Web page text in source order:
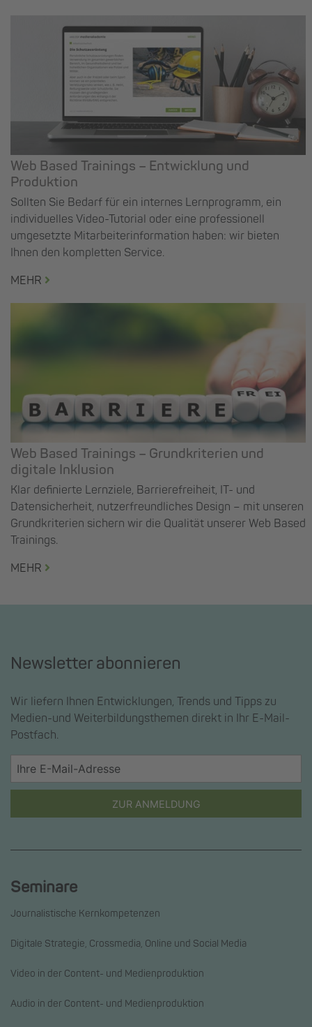
Web Based Trainings – Entwicklung und
Produktion
Sollten Sie Bedarf für ein internes Lernprogramm, ein
individuelles Video-Tutorial oder eine professionell
umgesetzte Mitarbeiterinformation haben: wir bieten
Ihnen den kompletten Service.
MEHR
Web Based Trainings – Grundkriterien und
digitale Inklusion
Klar definierte Lernziele, Barrierefreiheit, IT- und
Datensicherheit, nutzerfreundliches Design – mit unseren
Grundkriterien sichern wir die Qualität unserer Web Based
Trainings.
MEHR
Newsletter abonnieren
Wir liefern Ihnen Entwicklungen, Trends und Tipps zu
Medien-und Weiterbildungsthemen direkt in Ihr E-Mail-
Postfach.
ZUR ANMELDUNG
Seminare
Journalistische Kernkompetenzen
Digitale Strategie, Crossmedia, Online und Social Media
Video in der Content- und Medienproduktion
Audio in der Content- und Medienproduktion